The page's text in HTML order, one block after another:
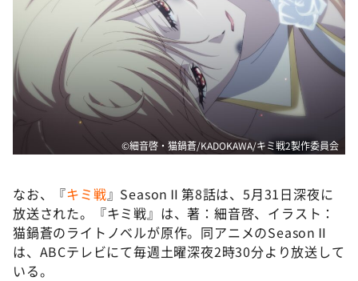
©細音啓・猫鍋蒼/KADOKAWA/キミ戦2製作委員会
なお、『キミ戦』SeasonⅡ第8話は、5月31日深夜に
放送された。『キミ戦』は、著：細音啓、イラスト：
猫鍋蒼のライトノベルが原作。同アニメのSeasonⅡ
は、ABCテレビにて毎週土曜深夜2時30分より放送して
いる。